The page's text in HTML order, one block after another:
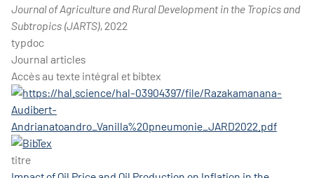
Journal of Agriculture and Rural Development in the Tropics and
Subtropics (JARTS), 2022
typdoc
Journal articles
Accès au texte intégral et bibtex
titre